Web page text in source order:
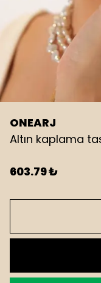
ONEARJ
Altın kaplama
603.79 ₺